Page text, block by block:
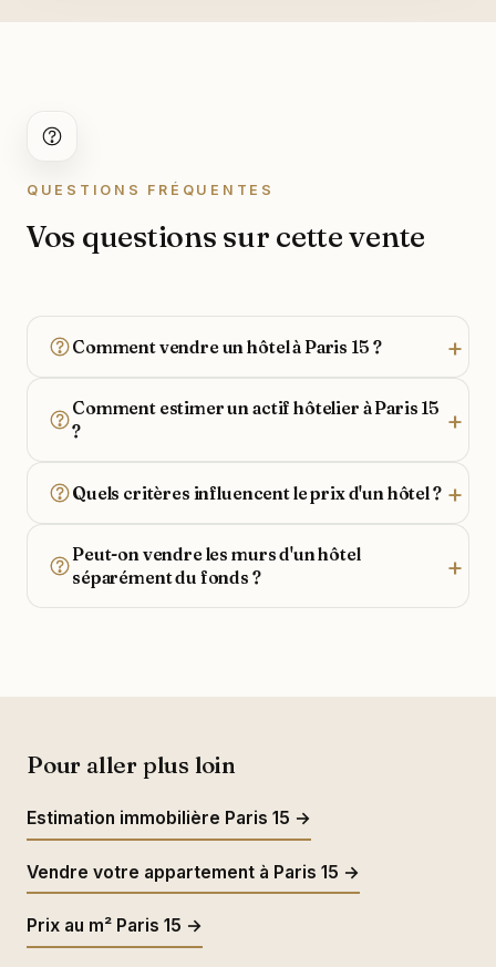
QUESTIONS FRÉQUENTES
Vos questions sur cette vente
Comment vendre un hôtel à Paris 15 ?
Comment estimer un actif hôtelier à Paris 15
?
Quels critères influencent le prix d'un hôtel ?
Peut-on vendre les murs d'un hôtel
séparément du fonds ?
Pour aller plus loin
Estimation immobilière Paris 15 →
Vendre votre appartement à Paris 15 →
Prix au m² Paris 15 →